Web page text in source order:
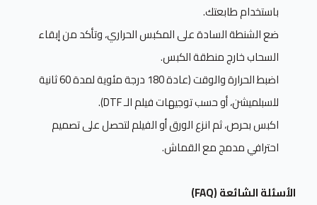
باستخدام طابعتك.
ضع الشنطة السادة على المكبس الحراري، وتأكد من إبقاء
السحاب خارج منطقة الكبس.
اضبط الحرارة والوقت (عادة 180 درجة مئوية لمدة 60 ثانية
للسبلميشن، أو حسب توجيهات فيلم الـ DTF).
اكبس بحرص، ثم انزع الورق أو الفيلم لتحصل على تصميم
احترافي مدمج مع القماش.
الأسئلة الشائعة (FAQ)